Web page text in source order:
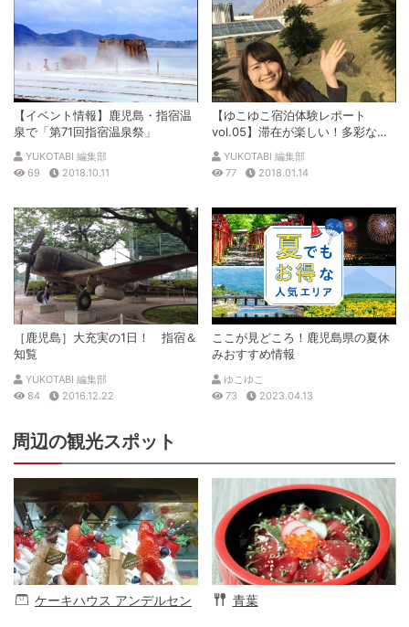
【イベント情報】鹿児島・指宿温
泉で「第71回指宿温泉祭」
YUKOTABI 編集部
69
2018.10.11
【ゆこゆこ宿泊体験レポート
vol.05】滞在が楽しい！多彩なス
パが自慢の宿ー指宿ベイヒルズ ホ
テル＆スパー
YUKOTABI 編集部
77
2018.01.14
［鹿児島］大充実の1日！ 指宿＆
知覧
YUKOTABI 編集部
84
2016.12.22
ここが見どころ！鹿児島県の夏休
みおすすめ情報
ゆこゆこ
73
2023.04.13
周辺の観光スポット
ケーキハウス アンデルセン 青葉